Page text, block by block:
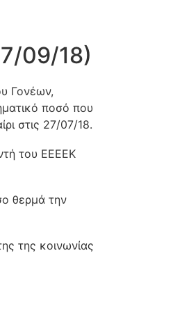
09/18)
Γονέων,
ποσό που
στις 27/07/18.
του ΕΕΕΕΚ
θερμά την
της κοινωνίας